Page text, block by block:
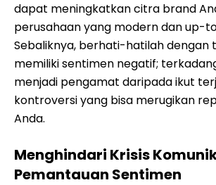
dapat meningkatkan citra brand
perusahaan yang modern dan up-
Sebaliknya, berhati-hatilah dengan
memiliki sentimen negatif;
menjadi pengamat daripada ikut
kontroversi yang bisa merugikan
Anda.
Menghindari Krisis
Pemantauan Sentimen